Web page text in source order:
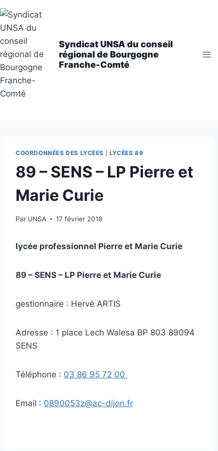
Aller
au
contenu
Syndicat UNSA du conseil
régional de Bourgogne
Franche-Comté
COORDONNÉES DES LYCÉES LYCÉES 89
89 – SENS – LP Pierre et
Marie Curie
Par UNSA 17 février 2018
lycée professionnel Pierre et Marie Curie
89 – SENS – LP Pierre et Marie Curie
gestionnaire : Hervé ARTIS
Adresse : 1 place Lech Walesa BP 803 89094
SENS
Téléphone : 03 86 95 72 00
Email : 0890053z@ac-dijon.fr